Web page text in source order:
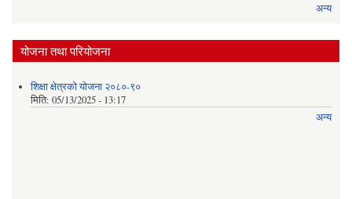
अन्य
योजना तथा परियोजना
शिक्षा क्षेत्रको योजना २०८०-९०
मिति: 05/13/2025 - 13:17
अन्य